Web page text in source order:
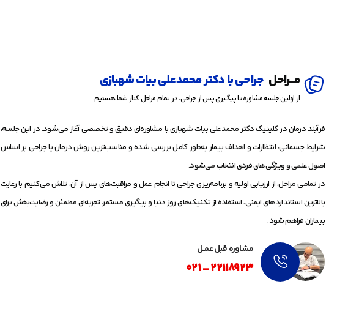
مـــراحل جراحی با دکتر محمدعلی بیات شهبازی
از اولین جلسه مشاوره تا پیگیری پس از جراحی، در تمام مراحل کنار شما هستیم.
فرآیند درمان در کلینیک دکتر محمدعلی بیات شهبازی با مشاوره‌ای دقیق و تخصصی آغاز می‌شود. در این جلسه،
شرایط جسمانی، انتظارات و اهداف بیمار به‌طور کامل بررسی شده و مناسب‌ترین روش درمان یا جراحی بر اساس
اصول علمی و ویژگی‌های فردی انتخاب می‌شود.
در تمامی مراحل، از ارزیابی اولیه و برنامه‌ریزی جراحی تا انجام عمل و مراقبت‌های پس از آن، تلاش می‌کنیم با رعایت
بالاترین استانداردهای ایمنی، استفاده از تکنیک‌های روز دنیا و پیگیری مستمر، تجربه‌ای مطمئن و رضایت‌بخش برای
بیماران فراهم شود.
مشاوره قبل عمـــل
22118923 - 021